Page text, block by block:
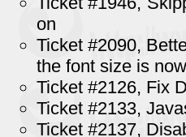
on
Ticket #2090,
the font size is
Ticket #2126, Fix
Ticket #2133,
Ticket #2137,